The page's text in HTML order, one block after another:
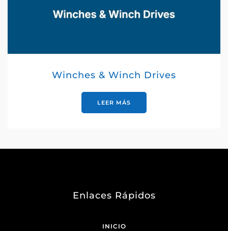
Winches & Winch Drives
LEER MÁS
Enlaces Rápidos
INICIO